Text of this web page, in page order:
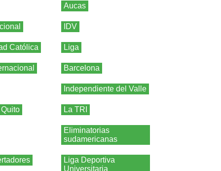
Aucas
IDV
Católica Liga
Barcelona
Independiente del Valle
La TRI
Eliminatorias
sudamericanas
Liga Deportiva
Universitaria